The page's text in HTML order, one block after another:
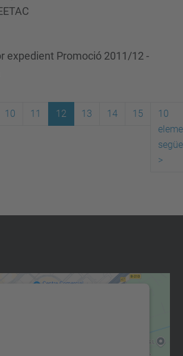
expedient Promoció 2011/12 -
10 11 12 13 14 15
10
>